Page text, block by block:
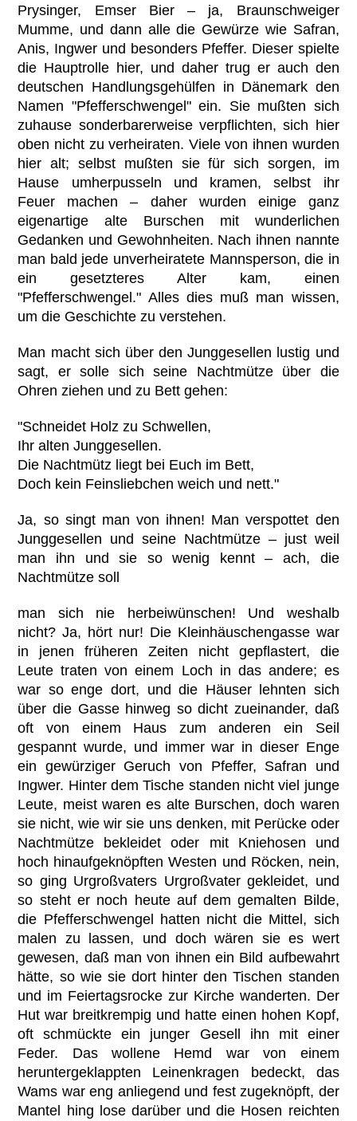
Prysinger, Emser Bier – ja, Braunschweiger
Mumme, und dann alle die Gewürze wie Safran,
Anis, Ingwer und besonders Pfeffer. Dieser spielte
die Hauptrolle hier, und daher trug er auch den
deutschen Handlungsgehülfen in Dänemark den
Namen "Pfefferschwengel" ein. Sie mußten sich
zuhause sonderbarerweise verpflichten, sich hier
oben nicht zu verheiraten. Viele von ihnen wurden
hier alt; selbst mußten sie für sich sorgen, im
Hause umherpusseln und kramen, selbst ihr
Feuer machen – daher wurden einige ganz
eigenartige alte Burschen mit wunderlichen
Gedanken und Gewohnheiten. Nach ihnen nannte
man bald jede unverheiratete Mannsperson, die in
ein gesetzteres Alter kam, einen
"Pfefferschwengel." Alles dies muß man wissen,
um die Geschichte zu verstehen.
Man macht sich über den Junggesellen lustig und
sagt, er solle sich seine Nachtmütze über die
Ohren ziehen und zu Bett gehen:
"Schneidet Holz zu Schwellen,
Ihr alten Junggesellen.
Die Nachtmütz liegt bei Euch im Bett,
Doch kein Feinsliebchen weich und nett."
Ja, so singt man von ihnen! Man verspottet den
Junggesellen und seine Nachtmütze – just weil
man ihn und sie so wenig kennt – ach, die
Nachtmütze soll
man sich nie herbeiwünschen! Und weshalb
nicht? Ja, hört nur! Die Kleinhäuschengasse war
in jenen früheren Zeiten nicht gepflastert, die
Leute traten von einem Loch in das andere; es
war so enge dort, und die Häuser lehnten sich
über die Gasse hinweg so dicht zueinander, daß
oft von einem Haus zum anderen ein Seil
gespannt wurde, und immer war in dieser Enge
ein gewürziger Geruch von Pfeffer, Safran und
Ingwer. Hinter dem Tische standen nicht viel junge
Leute, meist waren es alte Burschen, doch waren
sie nicht, wie wir sie uns denken, mit Perücke oder
Nachtmütze bekleidet oder mit Kniehosen und
hoch hinaufgeknöpften Westen und Röcken, nein,
so ging Urgroßvaters Urgroßvater gekleidet, und
so steht er noch heute auf dem gemalten Bilde,
die Pfefferschwengel hatten nicht die Mittel, sich
malen zu lassen, und doch wären sie es wert
gewesen, daß man von ihnen ein Bild aufbewahrt
hätte, so wie sie dort hinter den Tischen standen
und im Feiertagsrocke zur Kirche wanderten. Der
Hut war breitkrempig und hatte einen hohen Kopf,
oft schmückte ein junger Gesell ihn mit einer
Feder. Das wollene Hemd war von einem
heruntergeklappten Leinenkragen bedeckt, das
Wams war eng anliegend und fest zugeknöpft, der
Mantel hing lose darüber und die Hosen reichten